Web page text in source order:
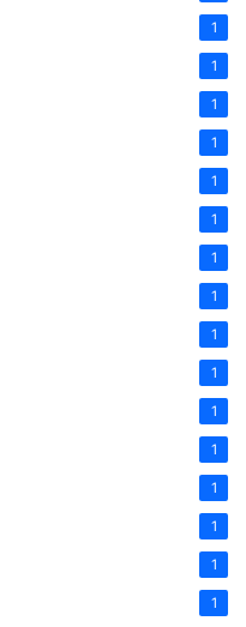
1
1
1
1
1
1
1
1
1
1
1
1
1
1
1
1